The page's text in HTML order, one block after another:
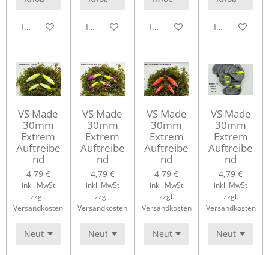
In den WarenkorbIn den WarenkorbIn den WarenkorbIn den
VS Made
30mm
Extrem
Auftreibe
nd
4,79 €
inkl. MwSt
zzgl.
Versandkosten
VS Made
30mm
Extrem
Auftreibe
nd
4,79 €
inkl. MwSt
zzgl.
Versandkosten
VS Made
30mm
Extrem
Auftreibe
nd
4,79 €
inkl. MwSt
zzgl.
Versandkosten
VS Made
30mm
Extrem
Auftreibe
nd
4,79 €
inkl. MwSt
zzgl.
Versandkosten